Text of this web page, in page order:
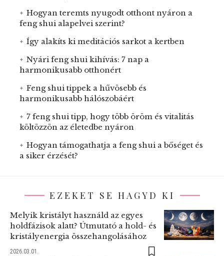
Hogyan teremts nyugodt otthont nyáron a
feng shui alapelvei szerint?
Így alakíts ki meditációs sarkot a kertben
Nyári feng shui kihívás: 7 nap a
harmonikusabb otthonért
Feng shui tippek a hűvösebb és
harmonikusabb hálószobáért
7 feng shui tipp, hogy több öröm és vitalitás
költözzön az életedbe nyáron
Hogyan támogathatja a feng shui a bőséget és
a siker érzését?
EZEKET SE HAGYD KI
Melyik kristályt használd az egyes
holdfázisok alatt? Útmutató a hold- és
kristályenergia összehangolásához
2026.03.01.